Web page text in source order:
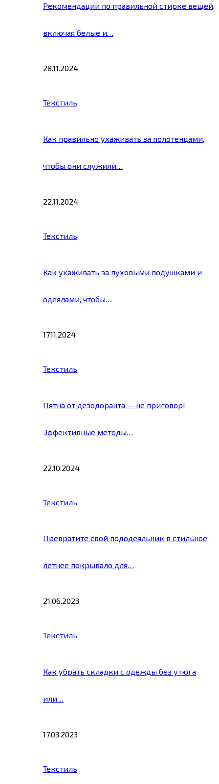
Рекомендации по правильной стирке вещей,
включая белые и…
28.11.2024
Текстиль
Как правильно ухаживать за полотенцами,
чтобы они служили…
22.11.2024
Текстиль
Как ухаживать за пуховыми подушками и
одеялами, чтобы…
17.11.2024
Текстиль
Пятна от дезодоранта — не приговор!
Эффективные методы…
22.10.2024
Текстиль
Превратите свой пододеяльник в стильное
летнее покрывало для…
21.06.2023
Текстиль
Как убрать складки с одежды без утюга
или…
17.03.2023
Текстиль